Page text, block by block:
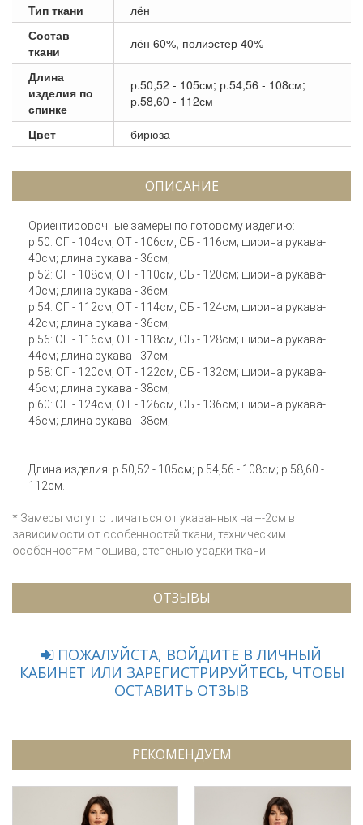
Тип ткани
лён
Состав
ткани
лён 60%, полиэстер 40%
Длина
изделия по
спинке
р.50,52 - 105см; р.54,56 - 108см;
р.58,60 - 112см
Цвет бирюза
ОПИСАНИЕ
Ориентировочные замеры по готовому изделию:
р.50: ОГ - 104см, ОТ - 106см, ОБ - 116см; ширина рукава-
40см; длина рукава - 36см;
р.52: ОГ - 108см, ОТ - 110см, ОБ - 120см; ширина рукава-
40см; длина рукава - 36см;
р.54: ОГ - 112см, ОТ - 114см, ОБ - 124см; ширина рукава-
42см; длина рукава - 36см;
р.56: ОГ - 116см, ОТ - 118см, ОБ - 128см; ширина рукава-
44см; длина рукава - 37см;
р.58: ОГ - 120см, ОТ - 122см, ОБ - 132см; ширина рукава-
46см; длина рукава - 38см;
р.60: ОГ - 124см, ОТ - 126см, ОБ - 136см; ширина рукава-
46см; длина рукава - 38см;
Длина изделия: р.50,52 - 105см; р.54,56 - 108см; р.58,60 -
112см.
* Замеры могут отличаться от указанных на +-2см в
зависимости от особенностей ткани, техническим
особенностям пошива, степенью усадки ткани.
ОТЗЫВЫ
ПОЖАЛУЙСТА, ВОЙДИТЕ В ЛИЧНЫЙ
КАБИНЕТ ИЛИ ЗАРЕГИСТРИРУЙТЕСЬ, ЧТОБЫ
ОСТАВИТЬ ОТЗЫВ
РЕКОМЕНДУЕМ